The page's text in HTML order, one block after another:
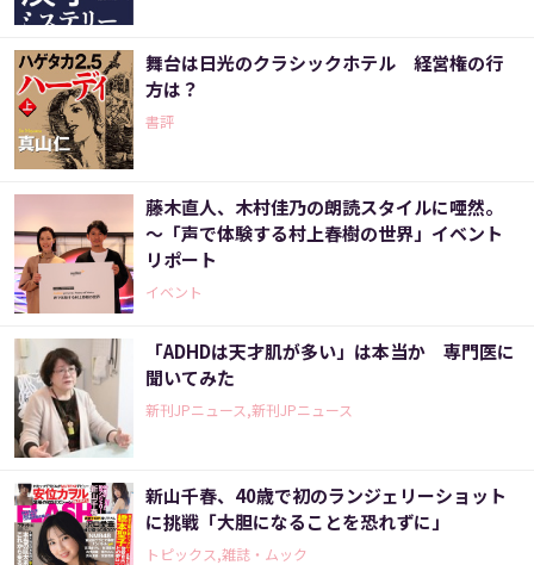
舞台は日光のクラシックホテル 経営権の行
方は？
書評
藤木直人、木村佳乃の朗読スタイルに唖然。
～「声で体験する村上春樹の世界」イベント
リポート
イベント
「ADHDは天才肌が多い」は本当か 専門医に
聞いてみた
新刊JPニュース,新刊JPニュース
新山千春、40歳で初のランジェリーショット
に挑戦「大胆になることを恐れずに」
トピックス,雑誌・ムック